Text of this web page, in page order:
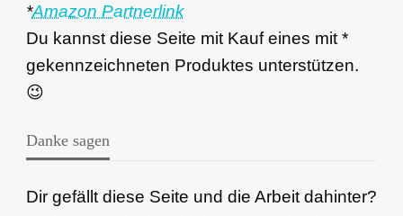
*Amazon Partnerlink
Du kannst diese Seite mit Kauf eines mit *
gekennzeichneten Produktes unterstützen.
😉
Danke sagen
Dir gefällt diese Seite und die Arbeit dahinter?